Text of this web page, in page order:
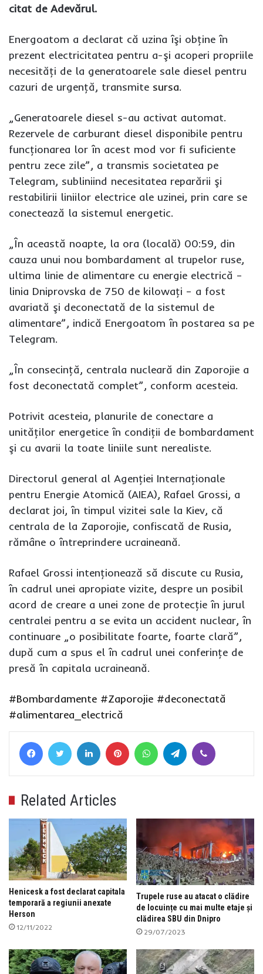
citat de Adevărul.
Energoatom a declarat că uzina îşi obţine în
prezent electricitatea pentru a-şi acoperi propriile
necesităţi de la generatoarele sale diesel pentru
cazuri de urgenţă, transmite sursa.
„Generatoarele diesel s-au activat automat.
Rezervele de carburant diesel disponibile pentru
funcţionarea lor în acest mod vor fi suficiente
pentru zece zile”, a transmis societatea pe
Telegram, subliniind necesitatea reparării şi
restabilirii liniilor electrice ale uzinei, prin care se
conectează la sistemul energetic.
„În această noapte, la ora (locală) 00:59, din
cauza unui nou bombardament al trupelor ruse,
ultima linie de alimentare cu energie electrică –
linia Dniprovska de 750 de kilowaţi – a fost
avariată şi deconectată de la sistemul de
alimentare”, indică Energoatom în postarea sa pe
Telegram.
„În consecinţă, centrala nucleară din Zaporojie a
fost deconectată complet”, conform acesteia.
Potrivit acesteia, planurile de conectare a
unităţilor energetice în condiţii de bombardament
şi cu avarii la toate liniile sunt nerealiste.
Directorul general al Agenţiei Internaţionale
pentru Energie Atomică (AIEA), Rafael Grossi, a
declarat joi, în timpul vizitei sale la Kiev, că
centrala de la Zaporojie, confiscată de Rusia,
rămâne o întreprindere ucraineană.
Rafael Grossi intenţionează să discute cu Rusia,
în cadrul unei apropiate vizite, despre un posibil
acord de creare a unei zone de protecţie în jurul
centralei pentru a se evita un accident nuclear, în
continuare „o posibilitate foarte, foarte clară”,
după cum a spus el în cadrul unei conferinţe de
presă în capitala ucraineană.
#Bombardamente #Zaporojie #deconectată
#alimentarea_electrică
FacebookTwitter LinkedIn Pinterest WhatsAppTelegram
Related Articles
Henicesk a fost declarat capitala
temporară a regiunii anexate
Herson
12/11/2022
Trupele ruse au atacat o clădire
de locuințe cu mai multe etaje și
clădirea SBU din Dnipro
29/07/2023